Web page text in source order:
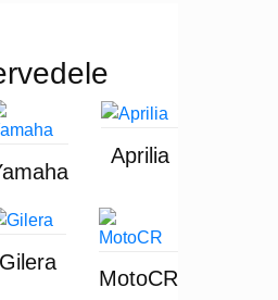
Aprilia
Gilera
MotoCR